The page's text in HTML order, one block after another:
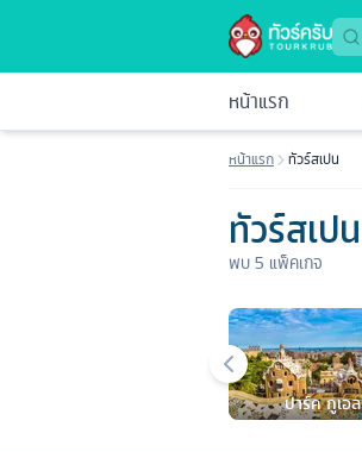
หน้าแรก
หน้าแรก ทัวร์สเปน
ทัวร์สเปน
พบ5 แพ็คเกจ
เมืองยอดนิยม
ปาร์ค กูเอล